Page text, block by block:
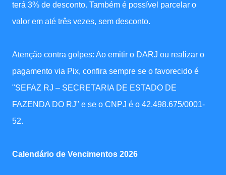
terá 3% de desconto. Também é possível parcelar o
valor em até três vezes, sem desconto.
Atenção contra golpes: Ao emitir o DARJ ou realizar o
pagamento via Pix, confira sempre se o favorecido é
"SEFAZ RJ – SECRETARIA DE ESTADO DE
FAZENDA DO RJ" e se o CNPJ é o 42.498.675/0001-
52.
Calendário de Vencimentos 2026